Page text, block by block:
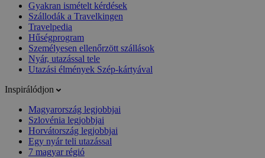
Gyakran ismételt kérdések
Szállodák a Travelkingen
Travelpedia
Hűségprogram
Személyesen ellenőrzött szállások
Nyár, utazással tele
Utazási élmények Szép-kártyával
Inspirálódjon
Magyarország legjobbjai
Szlovénia legjobbjai
Horvátország legjobbjai
Egy nyár teli utazással
7 magyar régió